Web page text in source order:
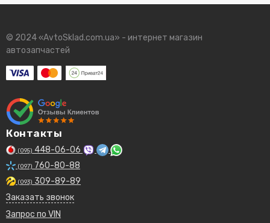
© 2024 «AvtoSklad.com.ua» - интернет магазин
автозапчастей
Контакты
(095) 448-06-06
(097) 760-80-88
(093) 309-89-89
Заказать звонок
Запрос по VIN